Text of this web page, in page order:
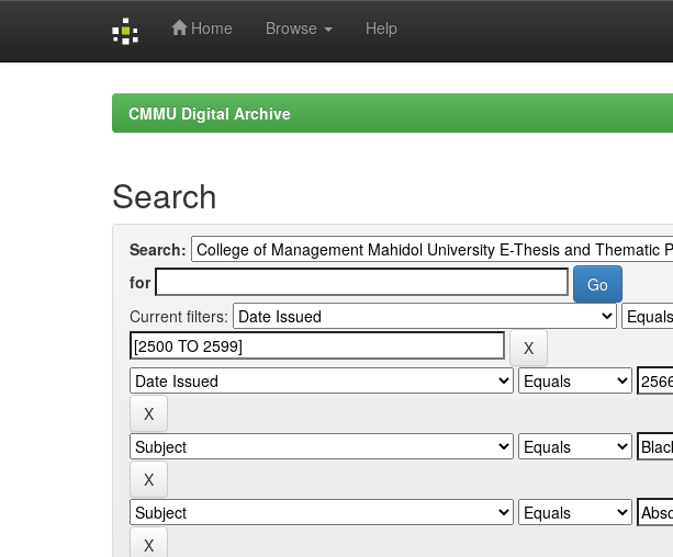
Home Browse Help
CMMU Digital Archive
Search
Search:
for
Current filters: